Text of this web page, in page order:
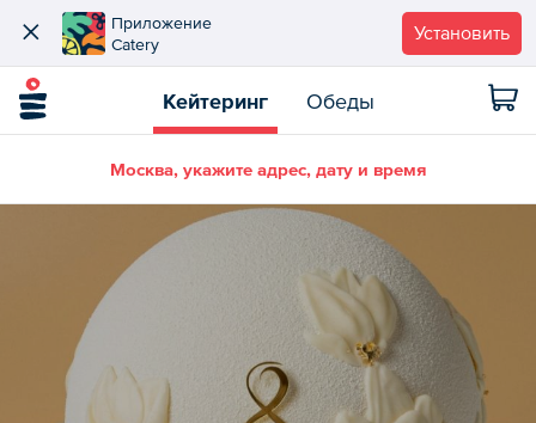
Приложение
Catery
Установить
Кейтеринг Обеды
Москва, укажите адрес, дату и время